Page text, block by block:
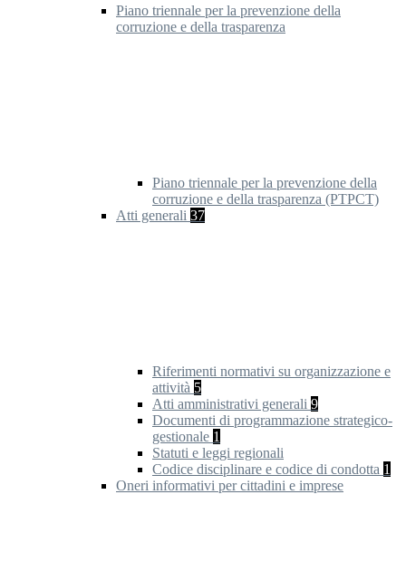
Piano triennale per la prevenzione della
corruzione e della trasparenza
Piano triennale per la prevenzione della
corruzione e della trasparenza (PTPCT)
Atti generali 37
Riferimenti normativi su organizzazione e
attività 5
Atti amministrativi generali 9
Documenti di programmazione strategico-
gestionale 1
Statuti e leggi regionali
Codice disciplinare e codice di condotta 1
Oneri informativi per cittadini e imprese